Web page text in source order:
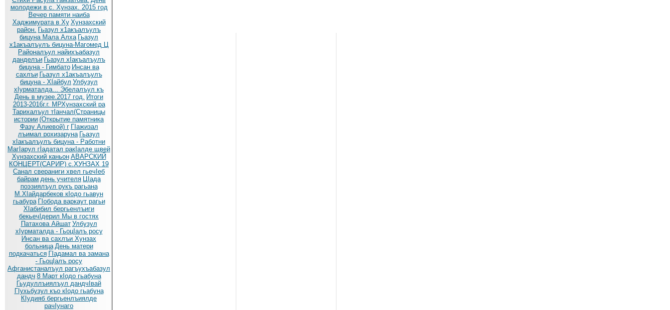
молодежи в с. Хунзах. 2015 год
Вечер памяти наиба
Хаджимурата в Ху Хунзахский
район. Гьазул х1акъалъулъ
бицуна Мала Алха Гьазул
х1акъалъулъ бицуна-Магомед Ц
Районалъул найихъабазул
данделъи Гьазул хIакъалъулъ
бицуна - Гимбато Инсан ва
сахлъи Гьазул х1акъалъулъ
бицуна - ХIайбул Улбузул
хIурматалда... Эбелалъул къ
День в музее.2017 год. Итоги
2013-2016г.г. МРХунзахский ра
Тарихалъул тIанчал(Страницы
истории (Открытие памятника
Фазу Алиевой) г ГIажизал
лъимал рохизаруна Гьазул
хIакъалъулъ бицуна - Работни
МагIарул гIадатал ракIалде щвей
Хунзахский каньон АВАРСКИЙ
КОНЦЕРТ(САРИР) с.ХУНЗАХ 19
Санал свераниги хвел гьечIеб
байрам день учителя ЦIада
поэзиялъул рукъ рагьана
М.ХIайдарбеков кIодо гьавун
гьабура ГIобода варкаут рагьи
ХIабибил бергьенлъиги
бекьечIдерил Мы в гостях
Патахова Айшат Улбузул
хIурматалда - ГьоцIалъ росу
Инсан ва сахлъи Хунзах
больница День матери
подкачаться ГIадамал ва замана
- ГьоцIалъ росу
Афганистаналъул рагъухъабазул
дандч 8 Март кIодо гьабуна
Гьудуллъиялъул дандчIвай
ГIухьбузул къо кIодо гьабуна
КIудияб бергьенлъиялде
рачIунаго